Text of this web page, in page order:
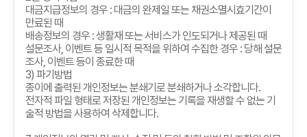
대금지급정보의 경우 : 대금의 완제일 또는 채권소멸시효기간이
만료된 때
배송정보의 경우 :생활재 또는 서비스가 인도되거나 제공된 때
설문조사, 이벤트 등 일시적 목적을 위하여 수집한 경우 : 당해 설문
조사, 이벤트 등이 종료한 때
3) 파기방법
종이에 출력된 개인정보는 분쇄기로 분쇄하거나 소각합니다.
전자적 파일 형태로 저장된 개인정보는 기록을 재생할 수 없는 기
술적 방법을 사용하여 삭제합니다.